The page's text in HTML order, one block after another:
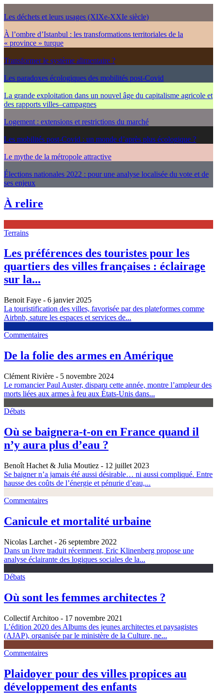
Les déchets et leurs usages (XIXe-XXIe siècle)
À l’ombre d’Istanbul : les transformations territoriales de la
« province » turque
Transformer le système alimentaire ?
Les paradoxes écologiques des mobilités post-Covid
La grande exploitation dans un nouvel âge du capitalisme agricole et
des rapports villes–campagnes
Logement : extensions et restrictions du marché
Les mobilités post-Covid : un monde d’après plus écologique ?
Le mythe de la métropole attractive
Élections nationales 2022 : pour une analyse localisée du vote et de
ses enjeux
À relire
Terrains
Les préférences des touristes pour les
quartiers des villes françaises : éclairage
sur la...
Benoit Faye - 6 janvier 2025
La touristification des villes, favorisée par des plateformes comme
Airbnb, sature les espaces et services de...
Commentaires
De la folie des armes en Amérique
Clément Rivière - 5 novembre 2024
Le romancier Paul Auster, disparu cette année, montre l’ampleur des
morts liées aux armes à feu aux États-Unis dans...
Débats
Où se baignera-t-on en France quand il
n’y aura plus d’eau ?
Benoît Hachet & Julia Moutiez - 12 juillet 2023
Se baigner n’a jamais été aussi désirable… ni aussi compliqué. Entre
hausse des coûts de l’énergie et pénurie d’eau,...
Commentaires
Canicule et mortalité urbaine
Nicolas Larchet - 26 septembre 2022
Dans un livre traduit récemment, Eric Klinenberg propose une
analyse éclairante des logiques sociales de la...
Débats
Où sont les femmes architectes ?
Collectif Architoo - 17 novembre 2021
L’édition 2020 des Albums des jeunes architectes et paysagistes
(AJAP), organisée par le ministère de la Culture, ne...
Commentaires
Plaidoyer pour des villes propices au
développement des enfants